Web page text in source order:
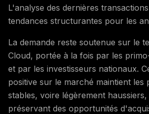
L'analyse des dernières
tendances structurantes pour les
La demande reste soutenue sur le
Cloud, portée à la fois par les
et par les investisseurs nationaux.
positive sur le marché maintient les
stables, voire légèrement
préservant des opportunités